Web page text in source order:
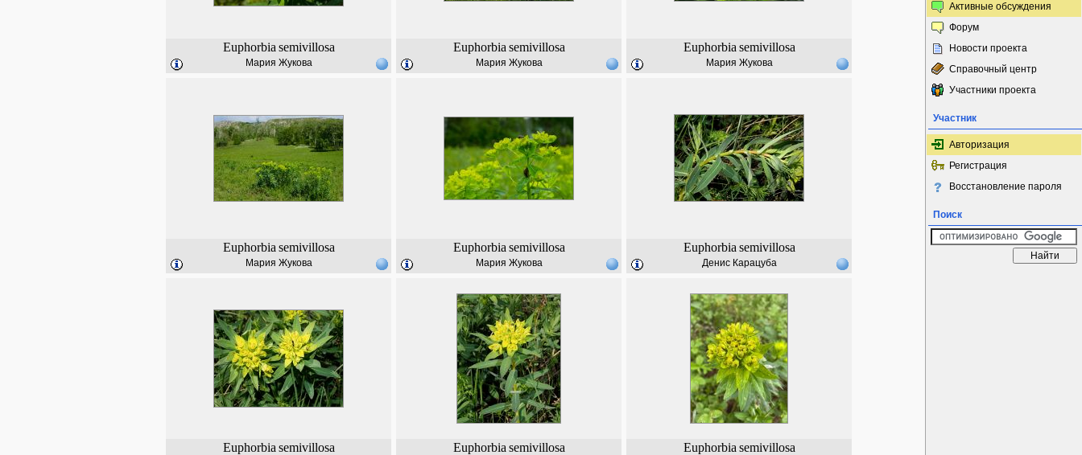
Euphorbia semivillosa
Мария Жукова
Euphorbia semivillosa
Мария Жукова
Euphorbia semivillosa
Мария Жукова
Euphorbia semivillosa
Мария Жукова
Euphorbia semivillosa
Мария Жукова
Euphorbia semivillosa
Денис Карацуба
Euphorbia semivillosa Euphorbia semivillosa Euphorbia semivillosa
Активные обсуждения
Форум
Новости проекта
Справочный центр
Участники проекта
Участник
Авторизация
Регистрация
Восстановление пароля
Поиск